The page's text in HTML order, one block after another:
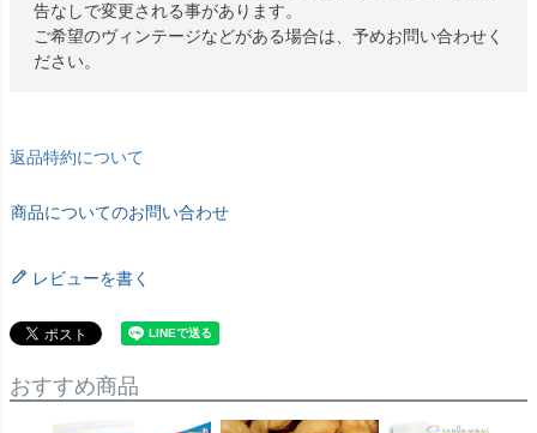
告なしで変更される事があります。
ご希望のヴィンテージなどがある場合は、予めお問い合わせく
ださい。
返品特約について
商品についてのお問い合わせ
レビューを書く
おすすめ商品